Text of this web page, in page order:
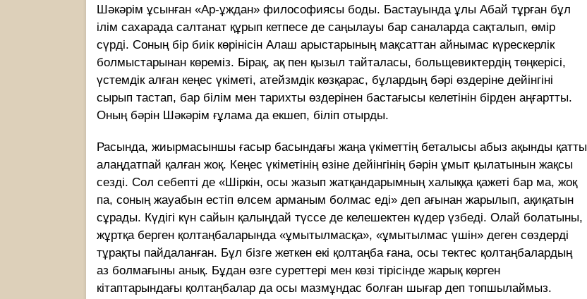
Шәкәрім ұсынған «Ар-ұждан» философиясы боды. Бастауында ұлы Абай тұрған бұл
ілім сахарада салтанат құрып кетпесе де саңылауы бар саналарда сақталып, өмір
сүрді. Соның бір биік көрінісін Алаш арыстарының мақсаттан айнымас күрескерлік
болмыстарынан көреміз. Бірақ, ақ пен қызыл тайталасы, больщевиктердің төңкерісі,
үстемдік алған кеңес үкіметі, атейзмдік көзқарас, бұлардың бәрі өздеріне дейінгіні
сырып тастап, бар білім мен тарихты өздерінен бастағысы келетінін бірден аңғартты.
Оның бәрін Шәкәрім ғұлама да екшеп, біліп отырды.
Расында, жиырмасыншы ғасыр басындағы жаңа үкіметтің беталысы абыз ақынды қатты
алаңдатпай қалған жоқ. Кеңес үкіметінің өзіне дейінгінің бәрін ұмыт қылатынын жақсы
сезді. Сол себепті де «Шіркін, осы жазып жатқандарымның халыққа қажеті бар ма, жоқ
па, соның жауабын естіп өлсем арманым болмас еді» деп ағынан жарылып, ақиқатын
сұрады. Күдігі күн сайын қалыңдай түссе де келешектен күдер үзбеді. Олай болатыны,
жұртқа берген қолтаңбаларында «ұмытылмасқа», «ұмытылмас үшін» деген сөздерді
тұрақты пайдаланған. Бұл бізге жеткен екі қолтаңба ғана, осы тектес қолтаңбалардың
аз болмағыны анық. Бұдан өзге суреттері мен көзі тірісінде жарық көрген
кітаптарындағы қолтаңбалар да осы мазмұндас болған шығар деп топшылаймыз.